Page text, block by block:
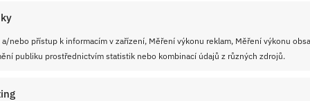
a/nebo přístup k informacím v zařízení, Měření výkonu reklam, Měření výkonu
publiku prostřednictvím statistik nebo kombinací údajů z různých zdrojů.
být)